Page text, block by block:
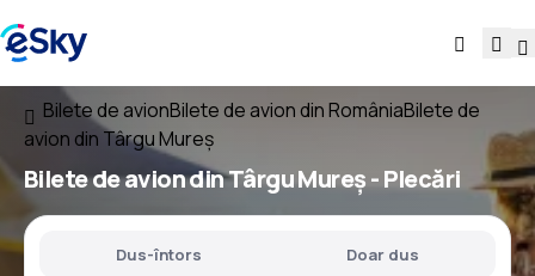
Bilete de avionBilete de avion din RomâniaBilete de
avion din Târgu Mureș
Bilete de aviondin Târgu Mureș- Plecări
Dus-întors Doar dus